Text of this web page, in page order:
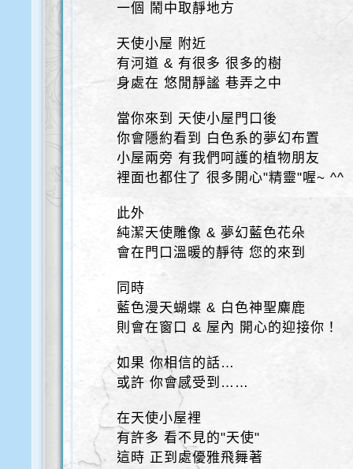
一個 鬧中取靜地方
天使小屋 附近
有河道 & 有很多 很多的樹
身處在 悠閒靜謐 巷弄之中
當你來到 天使小屋門口後
你會隱約看到 白色系的夢幻布置
小屋兩旁 有我們呵護的植物朋友
裡面也都住了 很多開心"精靈"喔~ ^^
此外
純潔天使雕像 & 夢幻藍色花朵
會在門口溫暖的靜待 您的來到
同時
藍色漫天蝴蝶 & 白色神聖麋鹿
則會在窗口 & 屋內 開心的迎接你！
如果 你相信的話…
或許 你會感受到……
在天使小屋裡
有許多 看不見的"天使"
這時 正到處優雅飛舞著